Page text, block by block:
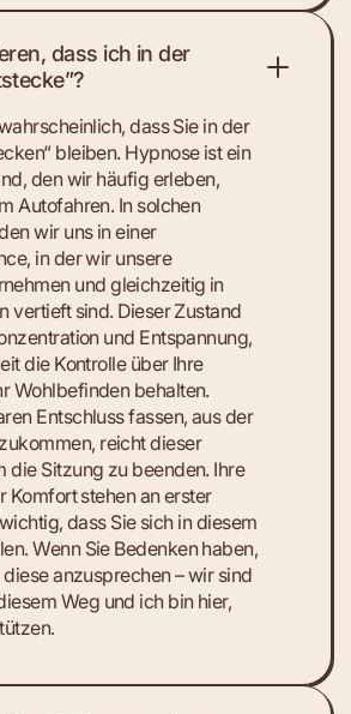
dass ich in der
dass Sie in der
bleiben. Hypnose ist ein
den wir häufig erleben,
Autofahren. In solchen
wir uns in einer
in der wir unsere
und gleichzeitig in
vertieft sind. Dieser Zustand
und Entspannung,
die Kontrolle über Ihre
Wohlbefinden behalten.
Entschluss fassen, aus der
reicht dieser
die Sitzung zu beenden. Ihre
Komfort stehen an erster
dass Sie sich in diesem
Wenn Sie Bedenken haben,
anzusprechen – wir sind
Weg und ich bin hier,